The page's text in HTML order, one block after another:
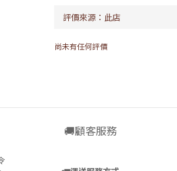
尚未有任何評價
🚚顧客服務